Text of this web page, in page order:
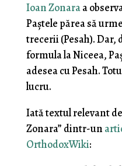
Ioan Zonaraa
Paștele părea să
trecerii (Pesah). Dar,
formula la Niceea,
adesea cu Pesah.
lucru.
Iată textul relevant
Zonara” dintr-un
OrthodoxWiki: